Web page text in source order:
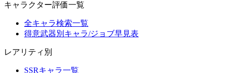
キャラクター評価一覧
全キャラ検索一覧
得意武器別キャラ/ジョブ早見表
レアリティ別
SSRキャラ一覧